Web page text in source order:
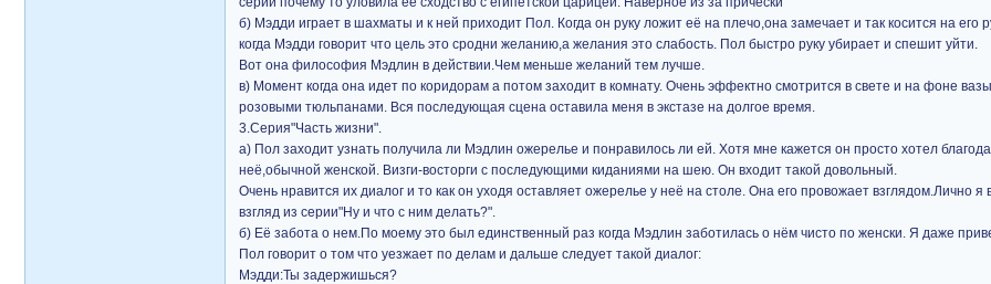
б) Мэдди играет в шахматы и к ней приходит Пол. Когда он руку ложит её на плечо,она замечает и так косится на его
когда Мэдди говорит что цель это сродни желанию,а желания это слабость. Пол быстро руку убирает и спешит уйти.
Вот она философия Мэдлин в действии.Чем меньше желаний тем лучше.
в) Момент когда она идет по коридорам а потом заходит в комнату. Очень эффектно смотрится в свете и на фоне
розовыми тюльпанами. Вся последующая сцена оставила меня в экстазе на долгое время.
3.Серия"Часть жизни".
а) Пол заходит узнать получила ли Мэдлин ожерелье и понравилось ли ей. Хотя мне кажется он просто хотел
неё,обычной женской. Визги-восторги с последующими киданиями на шею. Он входит такой довольный.
Очень нравится их диалог и то как он уходя оставляет ожерелье у неё на столе. Она его провожает взглядом.Лично я
взгляд из серии"Ну и что с ним делать?".
б) Её забота о нем.По моему это был единственный раз когда Мэдлин заботилась о нём чисто по женски. Я даже
Пол говорит о том что уезжает по делам и дальше следует такой диалог:
Мэдди:Ты задержишься?